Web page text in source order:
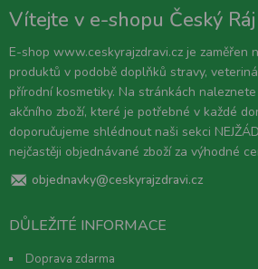
Vítejte v e-shopu Český
E-shop www.ceskyrajzdravi.cz je zaměřen
produktů v podobě doplňků stravy,
přírodní kosmetiky. Na stránkách
akčního zboží, které je potřebné v každé
doporučujeme shlédnout naši sekci
nejčastěji objednávané zboží za výhodné
objednavky@ceskyrajzdravi.cz
DŮLEŽITÉ INFORMACE
Doprava zdarma